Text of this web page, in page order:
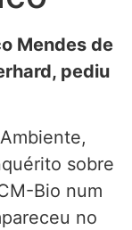
Mendes de
pediu
sobre
Bio num
no